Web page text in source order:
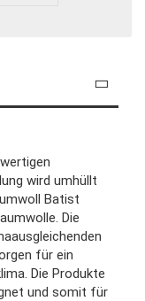
wird umhüllt
Batist
Die
für ein
Die Produkte
und somit für